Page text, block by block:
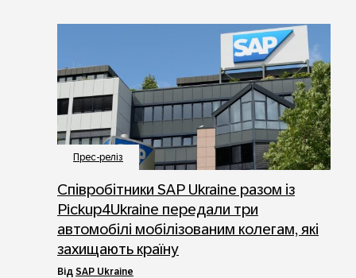
Прес-реліз
Співробітники SAP Ukraine разом із
Pickup4Ukraine передали три
автомобілі мобілізованим колегам, які
захищають країну
від SAP Ukraine